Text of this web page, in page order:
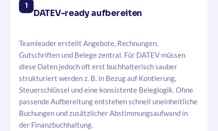
1
DATEV-ready aufbereiten
Teamleader erstellt Angebote, Rechnungen,
Gutschriften und Belege zentral. Für DATEV müssen
diese Daten jedoch oft erst buchhalterisch sauber
strukturiert werden z. B. in Bezug auf Kontierung,
Steuerschlüssel und eine konsistente Beleglogik. Ohne
passende Aufbereitung entstehen schnell uneinheitliche
Buchungen und zusätzlicher Abstimmungsaufwand in
der Finanzbuchhaltung.